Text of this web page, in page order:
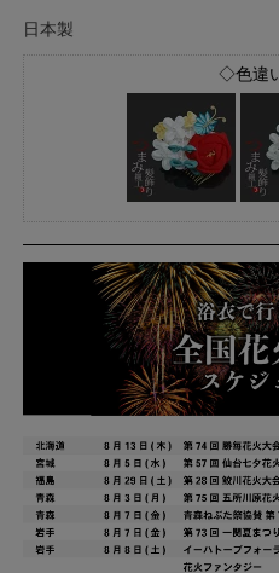
日本製
◇色違